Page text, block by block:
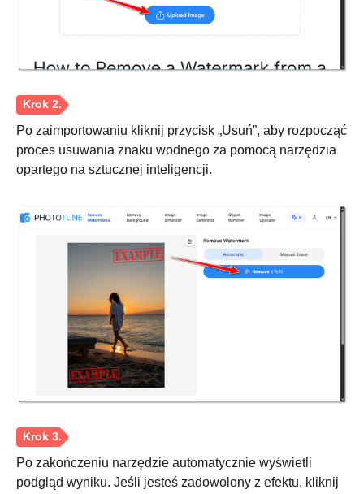
Po zaimportowaniu kliknij przycisk „Usuń”, aby rozpocząć
proces usuwania znaku wodnego za pomocą narzędzia
opartego na sztucznej inteligencji.
Po zakończeniu narzędzie automatycznie wyświetli
podgląd wyniku. Jeśli jesteś zadowolony z efektu, kliknij